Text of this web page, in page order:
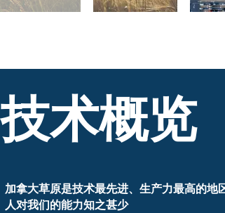
技术概览
加拿大草原是技术最先进、生产力最高的地
人对我们的能力知之甚少